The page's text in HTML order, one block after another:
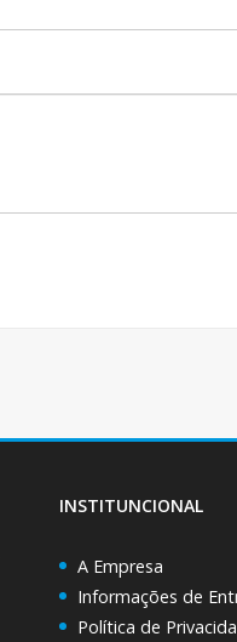
INSTITUNCIONAL
A Empresa
Informações de
Política de